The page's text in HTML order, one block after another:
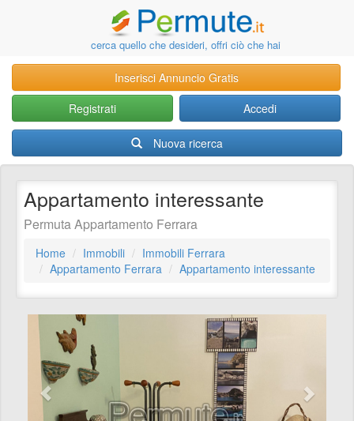
cerca quello che desideri, offri ciò che hai
Inserisci Annuncio Gratis
Registrati
Accedi
Nuova ricerca
Appartamento interessante
Permuta Appartamento Ferrara
Home Immobili
Immobili Ferrara
Appartamento Ferrara
Appartamento interessante